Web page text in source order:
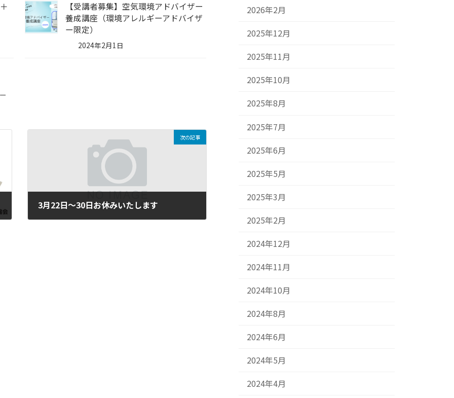
【受講者募集】空気環境アドバイザー
養成講座（環境アレルギーアドバイザ
ー限定）
2024年2月1日
次の記事
3月22日～30日お休みいたします
2023年3月15日
2026年2月
2025年12月
2025年11月
2025年10月
2025年8月
2025年7月
2025年6月
2025年5月
2025年3月
2025年2月
2024年12月
2024年11月
2024年10月
2024年8月
2024年6月
2024年5月
2024年4月